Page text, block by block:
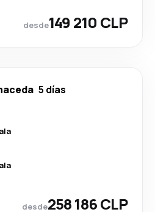
desde149 210 CLP
5 días
desde258 186 CLP